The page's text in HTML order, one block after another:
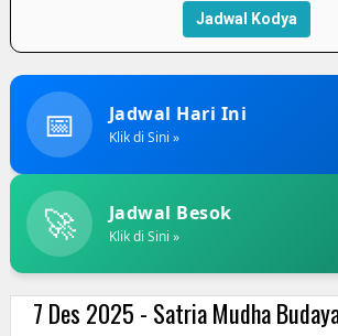
Jadwal Kodya
📅 Jadwal Hari Ini
Klik di Sini »
🚀 Jadwal Besok
Klik di Sini »
7 Des 2025 - Satria Mudha